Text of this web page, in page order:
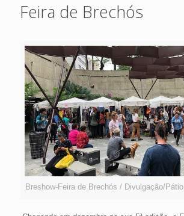
Feira de Brechós
Breshow-Feira de Brechós / Divulgação/